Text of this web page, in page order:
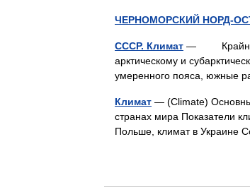
ЧЕРНОМОРСКИЙ НОРД-
СССР. Климат — Крайний
арктическому и
умеренного пояса, южные
Климат — (Climate)
странах мира Показатели
Польше, климат в